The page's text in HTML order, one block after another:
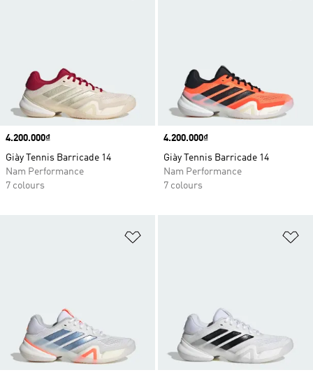
Price
4.200.000₫
Giày Tennis Barricade 14
Nam Performance
7 colours
Price
4.200.000₫
Giày Tennis Barricade 14
Nam Performance
7 colours